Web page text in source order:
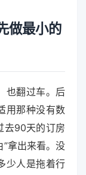
做最小的
也翻过车。后
用那种没有数
去90天的订房
”拿出来看。没
少人是拖着行